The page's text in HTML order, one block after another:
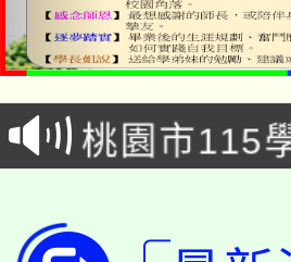
公告本校
代理(課)教
「2026金
車」活動
桃園市115
公告本校
代理(課)教
公告本校